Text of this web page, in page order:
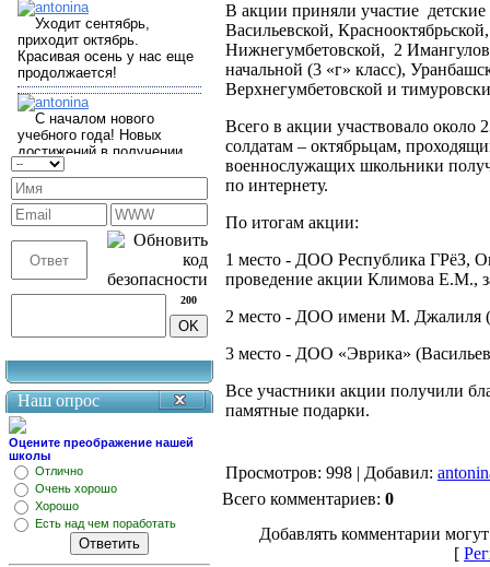
200
Наш опрос
Оцените преображение нашей
школы
Отлично
Очень хорошо
Хорошо
Есть над чем поработать
В акции приняли участие
Васильевской,
Нижнегумбетовской, 2
начальной (3 «г» класс),
Верхнегумбетовской и
Всего в акции участвовало
солдатам – октябрьцам,
военнослужащих школьники
по интернету.
По итогам акции:
1 место - ДОО Республика ГРёЗ,
проведение акции
2 место - ДОО имени М. Джалиля
3 место - ДОО «Эврика»
Все участники акции получили
памятные подарки.
Просмотров: 998 | Добавил:
Всего комментариев: 0
Добавлять комментарии
[